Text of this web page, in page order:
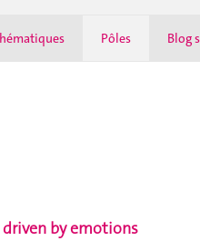
Pôles Blog
by emotions